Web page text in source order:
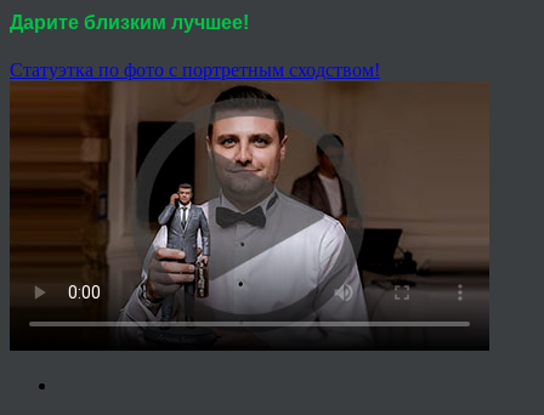
Дарите близким лучшее!
Статуэтка по фото с портретным сходством!